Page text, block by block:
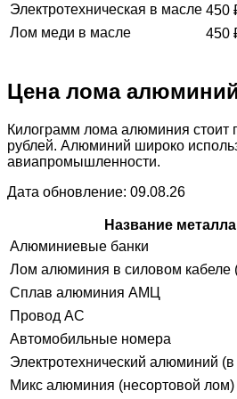
Электротехническая в масле 450
Лом меди в масле
450
Цена лома
Килограмм лома алюминия стоит
рублей. Алюминий широко
авиапромышленности.
Дата обновление: 09.08.26
Название металла
Алюминиевые банки
Лом алюминия в силовом кабеле
Сплав алюминия АМЦ
Провод АС
Автомобильные номера
Электротехнический алюминий
Микс алюминия (несортовой лом)